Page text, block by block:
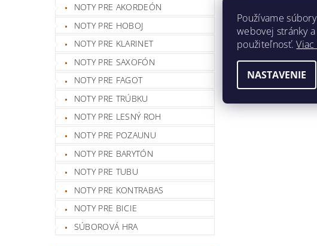
NOTY PRE AKORDEÓN
NOTY PRE HOBOJ
NOTY PRE KLARINET
NOTY PRE SAXOFÓN
NOTY PRE FAGOT
NOTY PRE TRÚBKU
NOTY PRE LESNÝ ROH
NOTY PRE POZAUNU
NOTY PRE BARYTÓN
NOTY PRE TUBU
NOTY PRE KONTRABAS
NOTY PRE BICIE
SÚBOROVÁ HRA
Používame
webovej stránky
použiteľnosť.
NASTAVENIE